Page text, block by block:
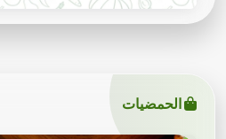
الحمضيات